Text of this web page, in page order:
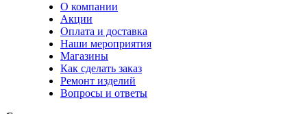
О компании
Акции
Оплата и доставка
Наши мероприятия
Магазины
Как сделать заказ
Ремонт изделий
Вопросы и ответы